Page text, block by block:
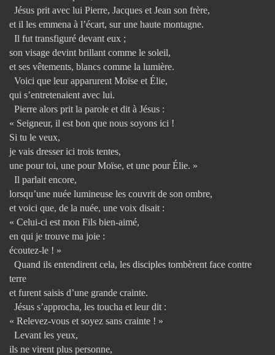
Jésus prit avec lui Pierre, Jacques et Jean son frère,
et il les emmena à l’écart, sur une haute montagne.
Il fut transfiguré devant eux ;
son visage devint brillant comme le soleil,
et ses vêtements, blancs comme la lumière.
Voici que leur apparurent Moïse et Élie,
qui s’entretenaient avec lui.
Pierre alors prit la parole et dit à Jésus :
« Seigneur, il est bon que nous soyons ici !
Si tu le veux,
je vais dresser ici trois tentes,
une pour toi, une pour Moïse, et une pour Élie. »
Il parlait encore,
lorsqu’une nuée lumineuse les couvrit de son ombre,
et voici que, de la nuée, une voix disait :
« Celui-ci est mon Fils bien-aimé,
en qui je trouve ma joie :
écoutez-le ! »
Quand ils entendirent cela, les disciples tombèrent face contre
terre
et furent saisis d’une grande crainte.
Jésus s’approcha, les toucha et leur dit :
« Relevez-vous et soyez sans crainte ! »
Levant les yeux,
ils ne virent plus personne,